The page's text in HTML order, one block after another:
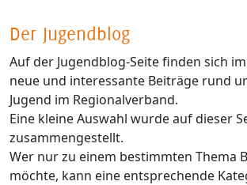
Der Jugendblog
Auf der Jugendblog-Seite finden sich
neue und interessante Beiträge rund
Jugend im Regionalverband.
Eine kleine Auswahl wurde auf dieser
zusammengestellt.
Wer nur zu einem bestimmten Thema
möchte, kann eine entsprechende